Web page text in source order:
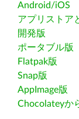
Android/iOS
アプリストア
開発版
ポータブル版
Flatpak版
Snap版
AppImage版
Chocolateyか